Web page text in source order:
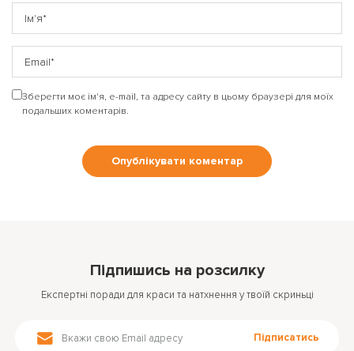
Зберегти моє ім'я, e-mail, та адресу сайту в цьому браузері для моїх
подальших коментарів.
Підпишись на розсилку
Підписатись
Експертні поради для краси та натхнення у твоїй скриньці